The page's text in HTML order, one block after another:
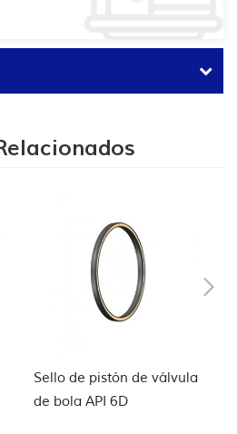
Sello de pistón de válvula
de bola API 6D